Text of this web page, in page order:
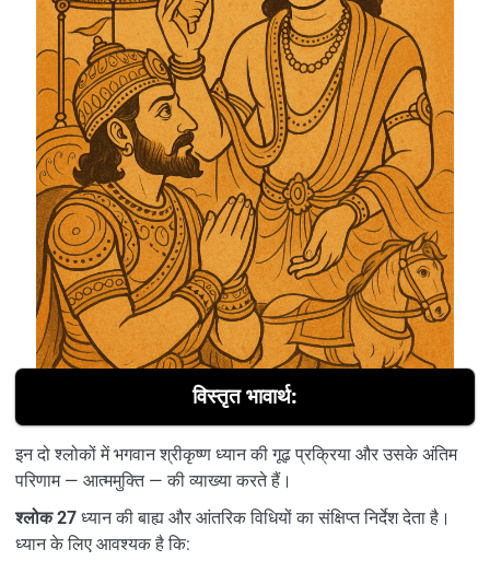
विस्तृत भावार्थ:
इन दो श्लोकों में भगवान श्रीकृष्ण ध्यान की गूढ़ प्रक्रिया और उसके अंतिम
परिणाम — आत्ममुक्ति — की व्याख्या करते हैं।
श्लोक 27 ध्यान की बाह्य और आंतरिक विधियों का संक्षिप्त निर्देश देता है।
ध्यान के लिए आवश्यक है कि: